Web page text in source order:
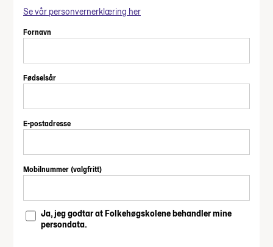
Se vår personvernerklæring her
Fornavn
Fødselsår
E-postadresse
Mobilnummer (valgfritt)
Ja, jeg godtar at Folkehøgskolene behandler mine
persondata.